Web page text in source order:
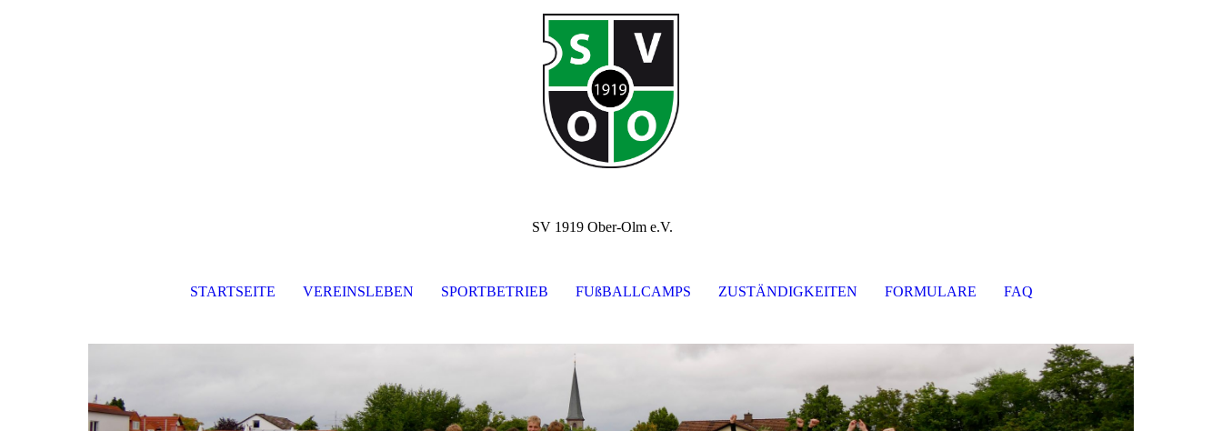
SV 1919 Ober-Olm e.V.
STARTSEITE VEREINSLEBEN SPORTBETRIEB FUßBALLCAMPS ZUSTÄNDIGKEITEN FORMULARE FAQ